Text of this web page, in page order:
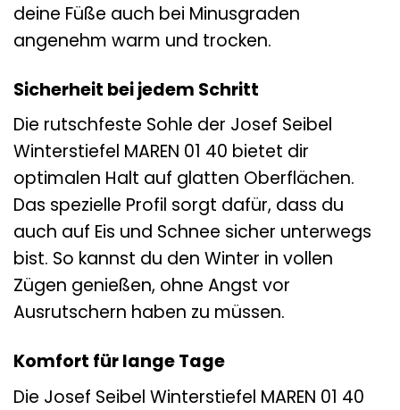
deine Füße auch bei Minusgraden
angenehm warm und trocken.
Sicherheit bei jedem Schritt
Die rutschfeste Sohle der Josef Seibel
Winterstiefel MAREN 01 40 bietet dir
optimalen Halt auf glatten Oberflächen.
Das spezielle Profil sorgt dafür, dass du
auch auf Eis und Schnee sicher unterwegs
bist. So kannst du den Winter in vollen
Zügen genießen, ohne Angst vor
Ausrutschern haben zu müssen.
Komfort für lange Tage
Die Josef Seibel Winterstiefel MAREN 01 40